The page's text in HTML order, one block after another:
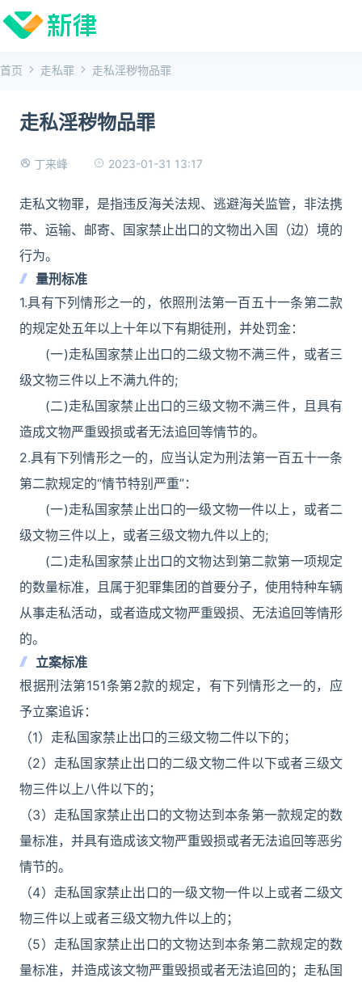
首页 走私罪 走私淫秽物品罪
走私淫秽物品罪
丁来峰 2023-01-31 13:17
走私文物罪，是指违反海关法规、逃避海关监管，非法携
带、运输、邮寄、国家禁止出口的文物出入国（边）境的
行为。
量刑标准
1.具有下列情形之一的，依照刑法第一百五十一条第二款
的规定处五年以上十年以下有期徒刑，并处罚金：
(一)走私国家禁止出口的二级文物不满三件，或者三
级文物三件以上不满九件的;
(二)走私国家禁止出口的三级文物不满三件，且具有
造成文物严重毁损或者无法追回等情节的。
2.具有下列情形之一的，应当认定为刑法第一百五十一条
第二款规定的“情节特别严重”：
(一)走私国家禁止出口的一级文物一件以上，或者二
级文物三件以上，或者三级文物九件以上的;
(二)走私国家禁止出口的文物达到第二款第一项规定
的数量标准，且属于犯罪集团的首要分子，使用特种车辆
从事走私活动，或者造成文物严重毁损、无法追回等情形
的。
立案标准
根据刑法第151条第2款的规定，有下列情形之一的，应
予立案追诉：
（1）走私国家禁止出口的三级文物二件以下的；
（2）走私国家禁止出口的二级文物二件以下或者三级文
物三件以上八件以下的；
（3）走私国家禁止出口的文物达到本条第一款规定的数
量标准，并具有造成该文物严重毁损或者无法追回等恶劣
情节的。
（4）走私国家禁止出口的一级文物一件以上或者二级文
物三件以上或者三级文物九件以上的；
（5）走私国家禁止出口的文物达到本条第二款规定的数
量标准，并造成该文物严重毁损或者无法追回的；走私国